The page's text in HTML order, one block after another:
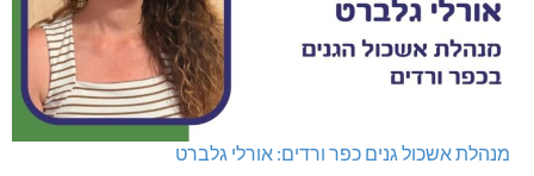
מנהלת אשכול גנים כפר ורדים: אורלי גלברט